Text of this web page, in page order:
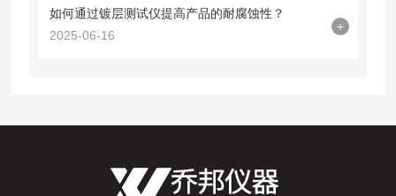
如何通过镀层测试仪提高产品的耐腐蚀性？
2025-06-16
+